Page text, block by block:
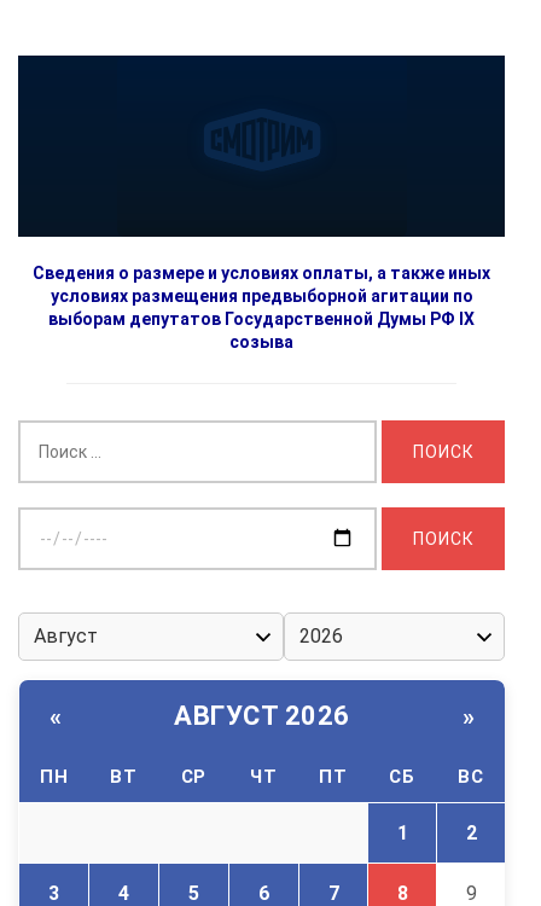
Сведения о размере и условиях оплаты, а также иных
условиях размещения предвыборной агитации по
выборам депутатов Государственной Думы РФ IX
созыва
дату:
« АВГУСТ 2026 »
ПН ВТ СР ЧТ ПТ СБ ВС
1 2
3 4 5 6 7 8 9